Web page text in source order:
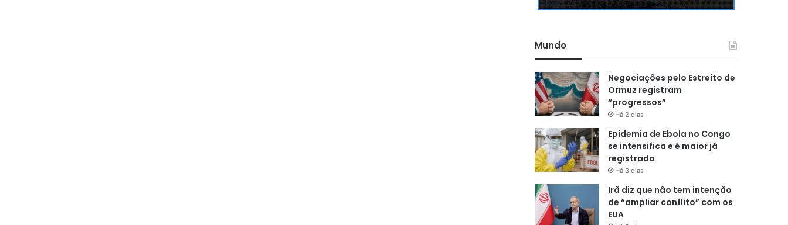
Mundo
Negociações pelo Estreito de
Ormuz registram
“progressos”
Há 2 dias
Epidemia de Ebola no Congo
se intensifica e é maior já
registrada
Há 3 dias
Irã diz que não tem intenção
de “ampliar conflito” com os
EUA